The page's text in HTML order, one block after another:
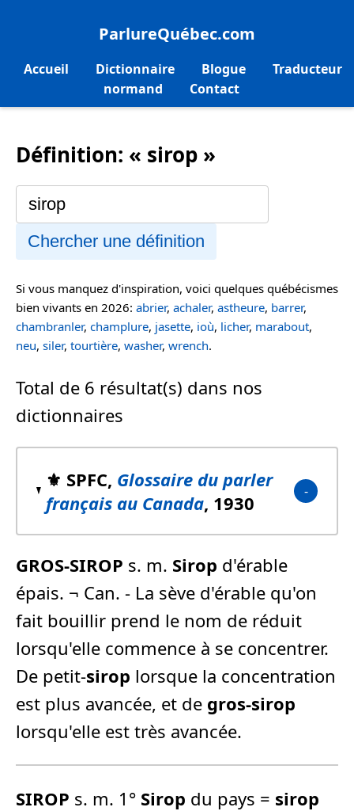
ParlureQuébec.com
Accueil Dictionnaire Blogue
Traducteur
normand
Contact
Définition: « sirop »
Chercher une définition
Si vous manquez d'inspiration, voici quelques québécismes
bien vivants en 2026: abrier, achaler, astheure, barrer,
chambranler, champlure, jasette, ioù, licher, marabout,
neu, siler, tourtière, washer, wrench.
Total de 6 résultat(s) dans nos
dictionnaires
⚜️ SPFC, Glossaire du parler
français au Canada, 1930
GROS-SIROP s. m. Sirop d'érable
épais. ¬ Can. - La sève d'érable qu'on
fait bouillir prend le nom de réduit
lorsqu'elle commence à se concentrer.
De petit-sirop lorsque la concentration
est plus avancée, et de gros-sirop
lorsqu'elle est très avancée.
SIROP s. m. 1° Sirop du pays = sirop